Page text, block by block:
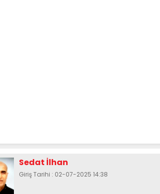
Sedat İlhan
Giriş Tarihi : 02-07-2025 14:38